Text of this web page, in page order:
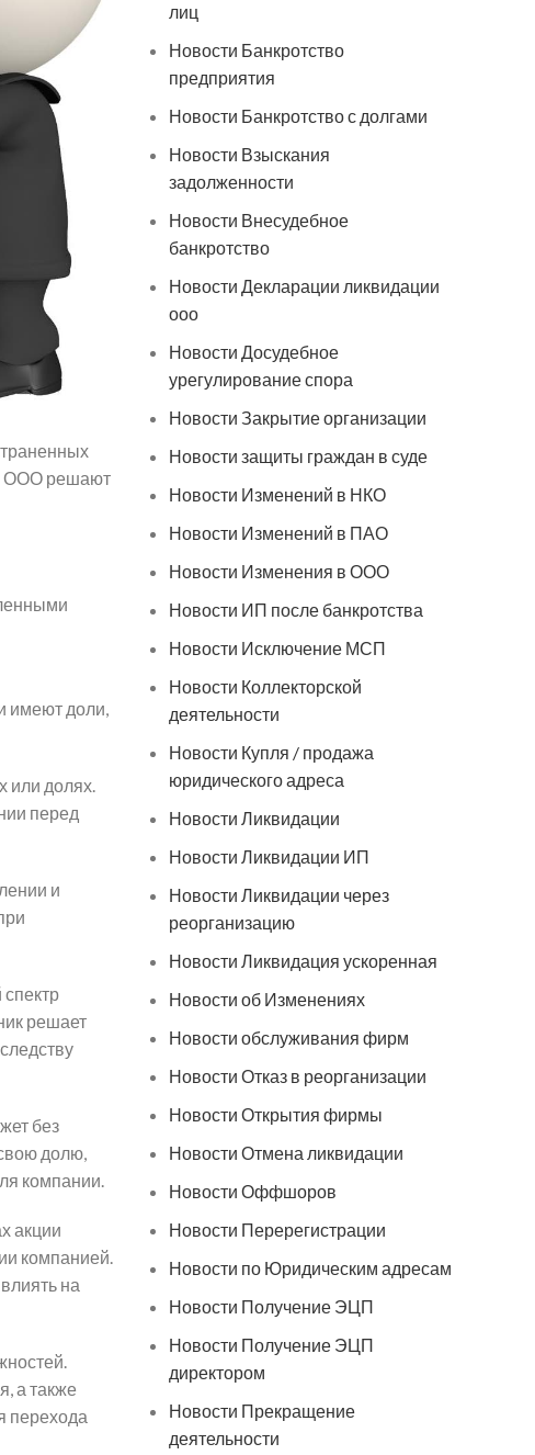
ООО решают
имеют доли,
или долях.
перед
и
решает
без
долю,
компании.
акции
компанией.
на
а также
перехода
лиц
Новости Банкротство
предприятия
Новости Банкротство с долгами
Новости Взыскания
задолженности
Новости Внесудебное
банкротство
Новости Декларации ликвидации
ооо
Новости Досудебное
урегулирование спора
Новости Закрытие организации
Новости защиты граждан в суде
Новости Изменений в НКО
Новости Изменений в ПАО
Новости Изменения в ООО
Новости ИП после банкротства
Новости Исключение МСП
Новости Коллекторской
деятельности
Новости Купля / продажа
юридического адреса
Новости Ликвидации
Новости Ликвидации ИП
Новости Ликвидации через
реорганизацию
Новости Ликвидация ускоренная
Новости об Изменениях
Новости обслуживания фирм
Новости Отказ в реорганизации
Новости Открытия фирмы
Новости Отмена ликвидации
Новости Оффшоров
Новости Перерегистрации
Новости по Юридическим адресам
Новости Получение ЭЦП
Новости Получение ЭЦП
директором
Новости Прекращение
деятельности